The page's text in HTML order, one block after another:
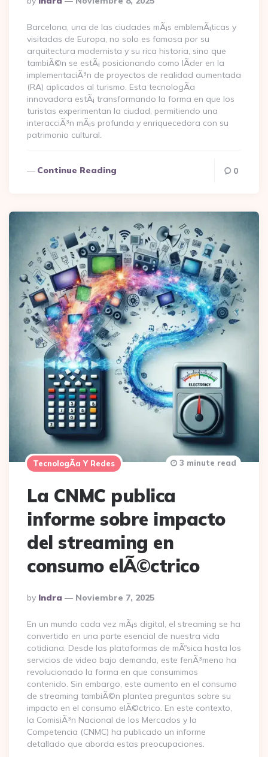
By
Barcelona, una de las ciudades mÃ¡s emblemÃ¡ticas y
visitadas de Europa, no solo es famosa por su
arquitectura modernista y su rica historia, sino que
tambiÃ©n se estÃ¡ posicionando como lÃ­der en la
implementaciÃ³n de proyectos de realidad aumentada
(RA) aplicados al turismo. Esta tecnologÃ­a
innovadora estÃ¡ transformando la forma en que los
turistas experimentan la ciudad, permitiendo una
interacciÃ³n mÃ¡s profunda y enriquecedora con su
patrimonio cultural.
Continue Reading 0
TecnologÃ­a Y Redes
La CNMC publica
informe sobre impacto
del streaming en
consumo elÃ©ctrico
Posted
By
By Indra Noviembre 7, 2025
3 minute read
En un mundo cada vez mÃ¡s digital, el streaming se ha
convertido en una parte esencial de nuestra vida
cotidiana. Desde las plataformas de mÃºsica hasta los
servicios de video bajo demanda, este fenÃ³meno ha
revolucionado la forma en que consumimos
contenido. Sin embargo, este aumento en el consumo
de streaming tambiÃ©n plantea preguntas sobre su
impacto en el consumo elÃ©ctrico. En este contexto,
la ComisiÃ³n Nacional de los Mercados y la
Competencia (CNMC) ha publicado un informe
detallado que aborda estas preocupaciones.